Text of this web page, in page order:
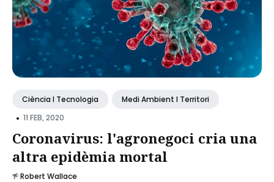
Ciència I Tecnologia Medi Ambient I Territori
• 11 FEB, 2020
Coronavirus: l'agronegoci cria una
altra epidèmia mortal
Robert Wallace